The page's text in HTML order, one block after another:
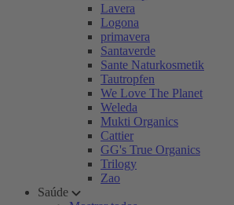
Lavera
Logona
primavera
Santaverde
Sante Naturkosmetik
Tautropfen
We Love The Planet
Weleda
Mukti Organics
Cattier
GG's True Organics
Trilogy
Zao
Saúde